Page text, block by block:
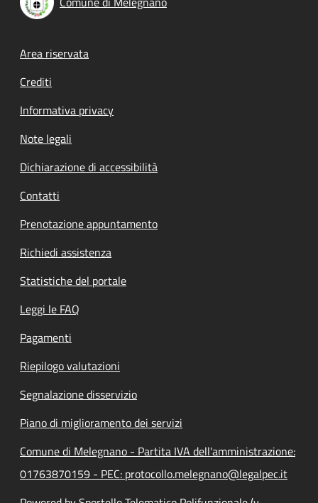
Footer menu
Area riservata
Crediti
Informativa privacy
Note legali
Dichiarazione di accessibilità
Contatti
Prenotazione appuntamento
Richiedi assistenza
Statistiche del portale
Leggi le FAQ
Pagamenti
Riepilogo valutazioni
Segnalazione disservizio
Piano di miglioramento dei servizi
Comune di Melegnano - Partita IVA dell'amministrazione:
01763870159 - PEC: protocollo.melegnano@legalpec.it